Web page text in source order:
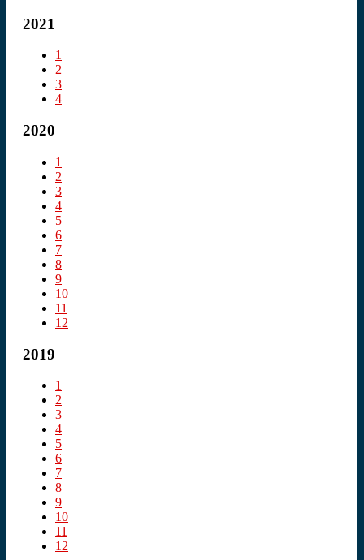
2021
1
2
3
4
2020
1
2
3
4
5
6
7
8
9
10
11
12
2019
1
2
3
4
5
6
7
8
9
10
11
12